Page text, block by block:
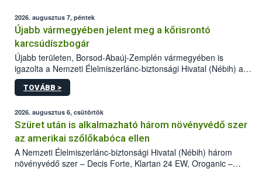
2026. augusztus 7, péntek
Újabb vármegyében jelent meg a kőrisrontó
karcsúdíszbogár
Újabb területen, Borsod-Abaúj-Zemplén vármegyében is
igazolta a Nemzeti Élelmiszerlánc-biztonsági Hivatal (Nébih) a
kőrisrontó karcsúdíszbogár (Agrilus planipennis) jelenlétét. A
kártevőt nem csak színcsapdában találták meg, de már fertőzött
az intenzív felderítést, emellett az intézkedéseket a szlovák
hatósággal is összehangolják a terjedés megállítása érdekében.
TOVÁBB >
2026. augusztus 6, csütörtök
Szüret után is alkalmazható három növényvédő szer
az amerikai szőlőkabóca ellen
A Nemzeti Élelmiszerlánc-biztonsági Hivatal (Nébih) három
növényvédő szer – Decis Forte, Klartan 24 EW, Oroganic –